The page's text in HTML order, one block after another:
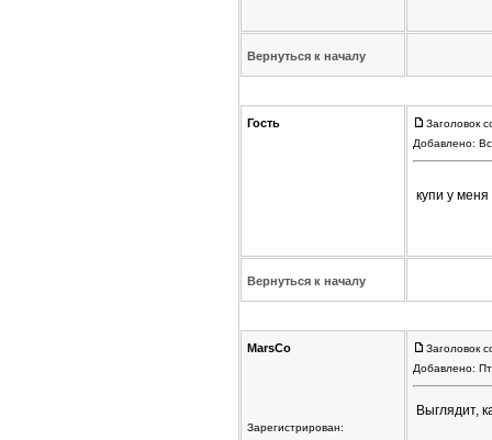
Вернуться к началу
Гость
Заголовок
Добавлено:
купи у меня
Вернуться к началу
MarsCo
Зарегистрирован:
Заголовок
Добавлено:
Выглядит,